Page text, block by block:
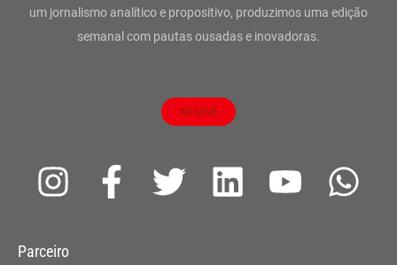
um jornalismo analítico e propositivo, produzimos uma edição
semanal com pautas ousadas e inovadoras.
ASSINE
I
s
F
a
T
L
Y
W
Parceiro